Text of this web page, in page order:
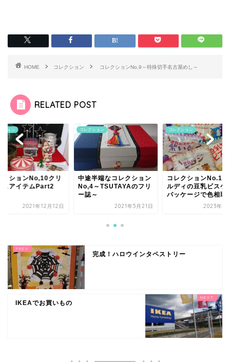
HOME コレクション コレクションNo,9～特殊切手名古屋めし～
RELATED POST
ション
クションNo,10クリ
スアイテムPart2
2021年12月12日
コレクション
中途半端なコレクション
No,4～TSUTAYAのフリ
ー誌～
2021年5月21日
コレクション
コレクションNo.12
ルディの豆乳ビスケ
パッケージで色相環
2023年10
完成！ハロウインタペストリー
IKEAでお買いもの